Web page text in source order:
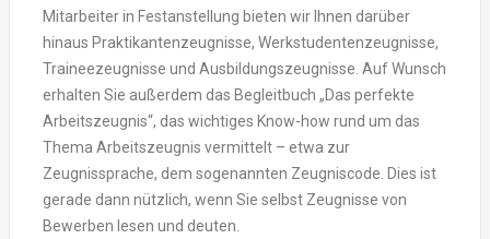
Mitarbeiter in Festanstellung bieten wir Ihnen darüber
hinaus Praktikantenzeugnisse, Werkstudentenzeugnisse,
Traineezeugnisse und Ausbildungszeugnisse. Auf Wunsch
erhalten Sie außerdem das Begleitbuch „Das perfekte
Arbeitszeugnis“, das wichtiges Know-how rund um das
Thema Arbeitszeugnis vermittelt – etwa zur
Zeugnissprache, dem sogenannten Zeugniscode. Dies ist
gerade dann nützlich, wenn Sie selbst Zeugnisse von
Bewerben lesen und deuten.